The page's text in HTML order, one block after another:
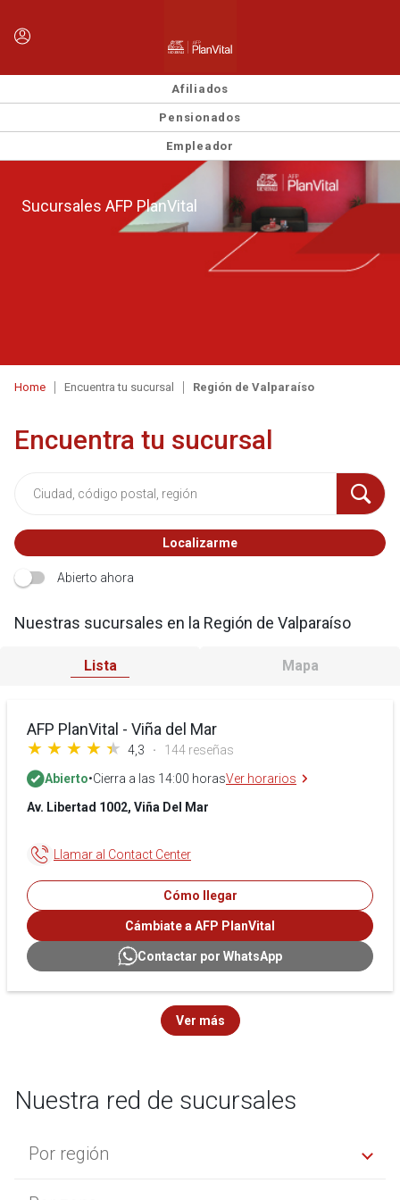
Afiliados
Pensionados
Empleador
Sucursales AFP PlanVital
Home Encuentra tu sucursal Región de Valparaíso
Encuentra tu sucursal
Localizarme
Abierto ahora
Nuestras sucursales en la Región de Valparaíso
Lista Mapa
AFP PlanVital - Viña del Mar
4,3
144 reseñas
Abierto•Cierra a las 14:00 horasVer horarios
Av. Libertad 1002, Viña Del Mar
Llamar al Contact Center
Cómo llegar
Cámbiate a AFP PlanVital
Contactar por WhatsApp
Ver más
Nuestra red de sucursales
Por región